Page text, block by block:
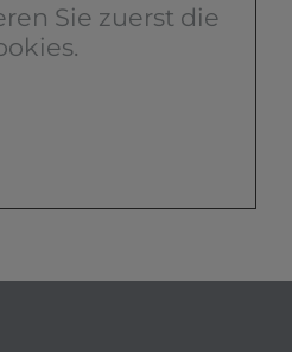
Sie zuerst die